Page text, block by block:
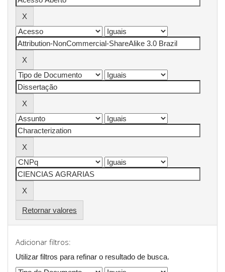
Retornar valores
Adicionar filtros:
Utilizar filtros para refinar o resultado de busca.